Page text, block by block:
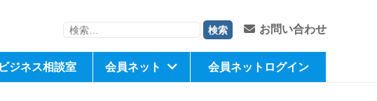
検
お問い合わせ
ジネス相談室 会員ネット 会員ネットログイン